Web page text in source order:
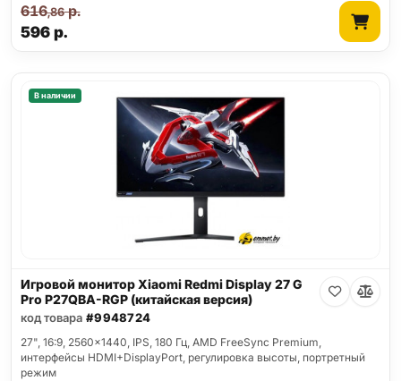
596р.
616,86р.
В наличии
Игровой монитор Xiaomi Redmi Display 27 G
Pro P27QBA-RGP (китайская версия)
код товара #9948724
27", 16:9, 2560x1440, IPS, 180 Гц, AMD FreeSync Premium,
интерфейсы HDMI+DisplayPort, регулировка высоты, портретный
режим